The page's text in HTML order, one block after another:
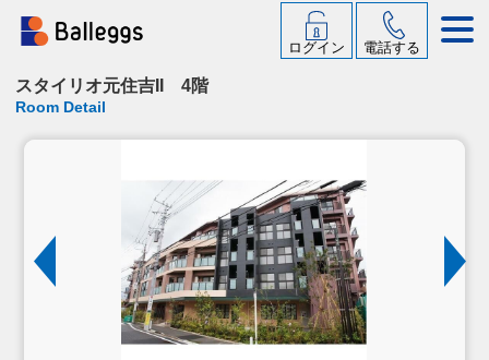
ログイン 電話する
スタイリオ元住吉II 4階
Room Detail